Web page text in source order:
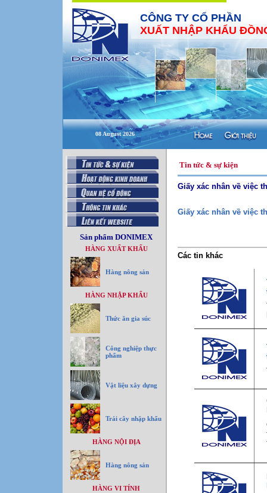
CÔNG TY CỔ PHẦN
XUẤT NHẬP KHẨU
08 August 2026
Sản phẩm DONIMEX
HÀNG XUẤT KHẨU
Hàng nông sản
HÀNG NHẬP KHẨU
Thức ăn gia súc
Công nghiệp thực
phẩm
Vật liệu xây dựng
Trái cây nhập khẩu
HÀNG NỘI ĐỊA
Hàng nông sản
HÀNG VI TÍNH
Tin tức & sự kiện
Giấy xác nhân về việc
Giấy xác nhân về việc
Các tin khác